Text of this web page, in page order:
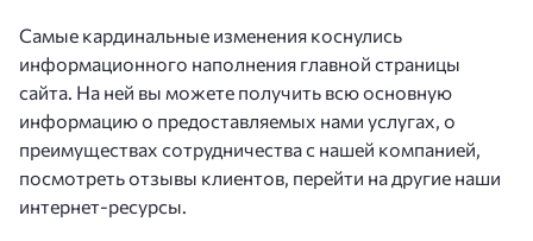
Самые кардинальные изменения коснулись
информационного наполнения главной страницы
сайта. На ней вы можете получить всю основную
информацию о предоставляемых нами услугах, о
преимуществах сотрудничества с нашей компанией,
посмотреть отзывы клиентов, перейти на другие наши
интернет-ресурсы.